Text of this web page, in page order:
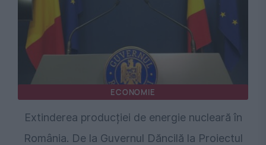
ECONOMIE
Extinderea producției de energie nucleară în
România. De la Guvernul Dăncilă la Proiectul